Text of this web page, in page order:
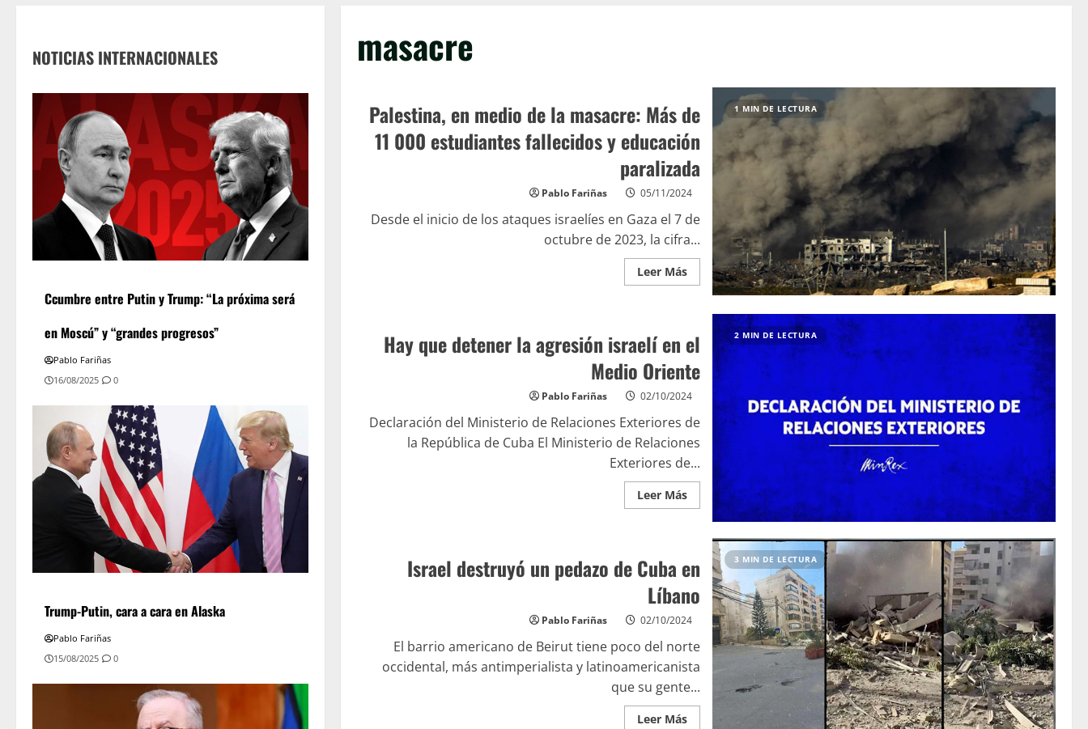
masacre
1 MIN DE LECTURA
Palestina, en medio de la masacre: Más de
11 000 estudiantes fallecidos y educación
paralizada
Pablo Fariñas 05/11/2024
Desde el inicio de los ataques israelíes en Gaza el 7 de
octubre de 2023, la cifra...
Leer Más
2 MIN DE LECTURA
Hay que detener la agresión israelí en el
Medio Oriente
Pablo Fariñas 02/10/2024
Declaración del Ministerio de Relaciones Exteriores de
la República de Cuba El Ministerio de Relaciones
Exteriores de...
Leer Más
3 MIN DE LECTURA
Israel destruyó un pedazo de Cuba en
Líbano
Pablo Fariñas 02/10/2024
El barrio americano de Beirut tiene poco del norte
occidental, más antimperialista y latinoamericanista
que su gente...
Leer Más
NOTICIAS INTERNACIONALES
Ccumbre entre Putin y Trump: “La próxima será
en Moscú” y “grandes progresos”
Pablo Fariñas
16/08/2025
0
Trump-Putin, cara a cara en Alaska
Pablo Fariñas
15/08/2025
0